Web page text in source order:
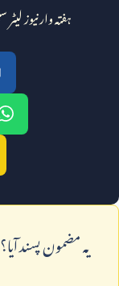
ہفتہ وار نیوز
يہ مضمون پسند